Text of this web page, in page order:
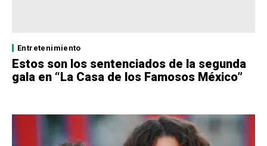
Entretenimiento
Estos son los sentenciados de la segunda
gala en “La Casa de los Famosos México”